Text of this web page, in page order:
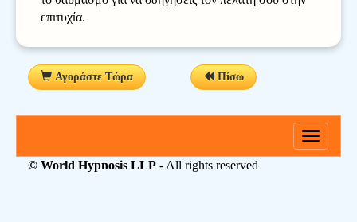
επιτυχία.
Αγοράστε Τώρα Πίσω
Toggle
© World Hypnosis LLP - All rights reserved